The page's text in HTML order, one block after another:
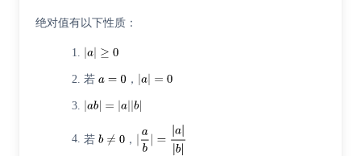
绝对值有以下性质：
若 ，
若 ，